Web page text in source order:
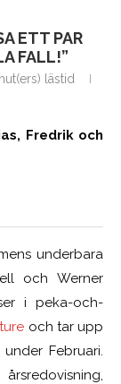
ETT PAR
FALL!”
lästid
Fredrik och
underbara
och Werner
i peka-och-
och tar upp
Februari.